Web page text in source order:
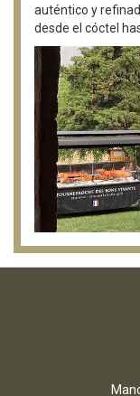
auténtico y
desde el cóctel